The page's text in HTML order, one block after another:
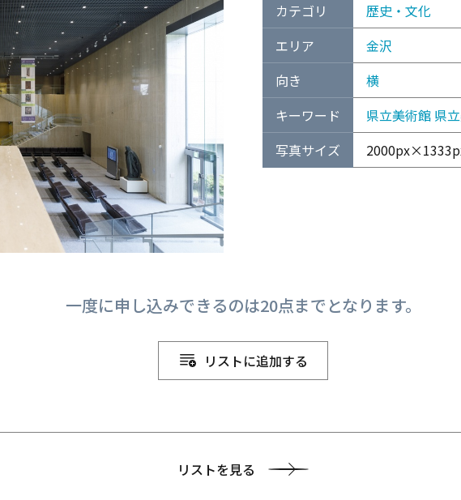
カテゴリ
歴史・文化
エリア
金沢
向き
横
キーワード
県立美術館 県
写真サイズ
一度に申し込みできるのは20点までとなります。
リストに追加する
リストを見る